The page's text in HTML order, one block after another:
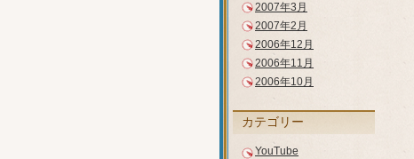
2007年3月
2007年2月
2006年12月
2006年11月
2006年10月
カテゴリー
YouTube